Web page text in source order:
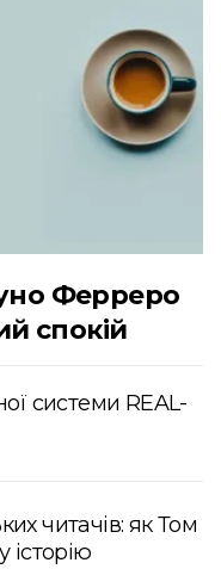
Ферреро
спокій
системи REAL-
читачів: як Том
історію